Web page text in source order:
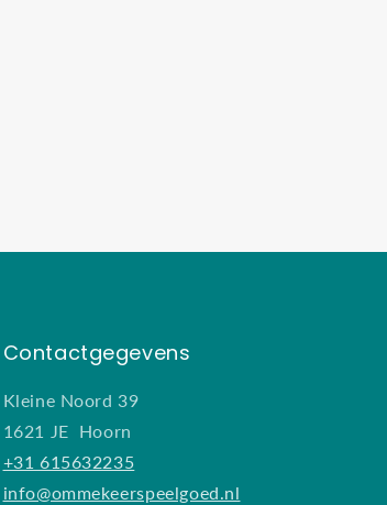
Contactgegevens
Kleine Noord 39
1621 JE Hoorn
+31 615632235
info@ommekeerspeelgoed.nl